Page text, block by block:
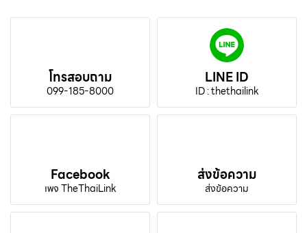
โทรสอบถาม
099-185-8000
LINE ID
ID : thethailink
Facebook
เพจ TheThaiLink
ส่งข้อความ
ส่งข้อความ